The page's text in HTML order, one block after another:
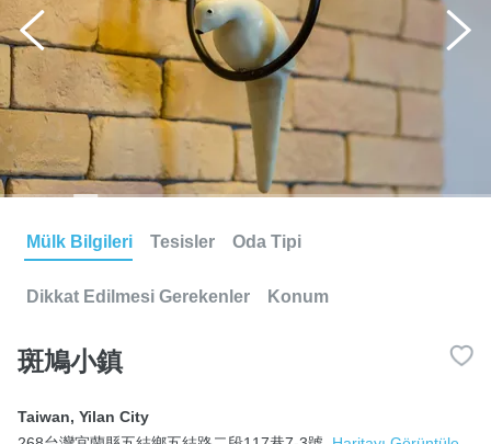
Mülk Bilgileri Tesisler Oda Tipi
Dikkat Edilmesi Gerekenler Konum
斑鳩小鎮
Taiwan, Yilan City